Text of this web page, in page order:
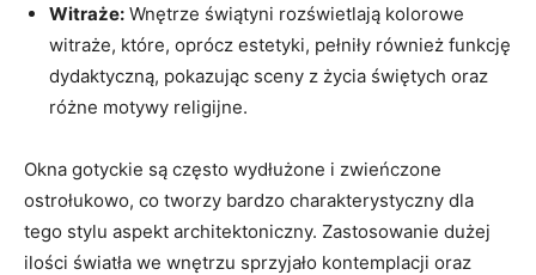
Witraże: Wnętrze świątyni rozświetlają‍ kolorowe⁢
witraże, które, oprócz ⁣estetyki, pełniły również funkcję‍
dydaktyczną, pokazując⁣ sceny z ​życia⁢ świętych ​oraz
⁢różne motywy religijne.
Okna gotyckie są często wydłużone i zwieńczone
ostrołukowo,⁣ co tworzy bardzo charakterystyczny ⁣dla
tego stylu ‌aspekt architektoniczny. Zastosowanie dużej
ilości światła we wnętrzu sprzyjało kontemplacji ‌oraz